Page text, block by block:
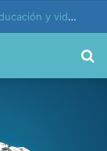
Edición 37 – Generaciones conectadas: educación y vida en la era de la IA